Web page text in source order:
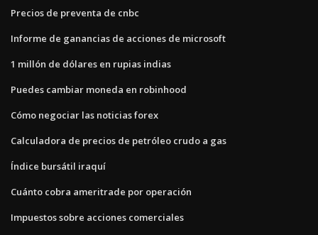
Precios de preventa de cnbc
Informe de ganancias de acciones de microsoft
1 millón de dólares en rupias indias
Puedes cambiar moneda en robinhood
Cómo negociar las noticias forex
Calculadora de precios de petróleo crudo a gas
Índice bursátil iraquí
Cuánto cobra ameritrade por operación
Impuestos sobre acciones comerciales